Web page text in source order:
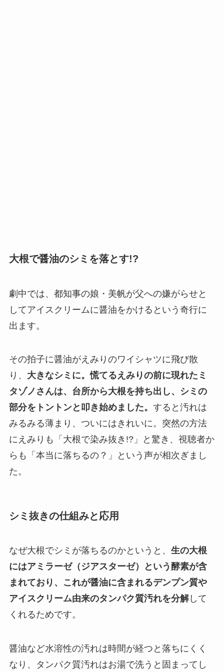
大根で醤油のシミを落とす!?
劇中では、都知事の娘・美帆が父への嫌がらせと
してアイスクリームに醤油をかけるという奇行に
出ます。
その拍子に醤油がえみりのワイシャツに飛び散
り、 大きなシミに。慌てるえみりの前に現れたミ
タゾノさんは、台所から大根を持ち出し、シミの
部分をトントンと叩き始めました。 すると汚れは
みるみる薄まり、ついにはきれいに。突然の方法
にえみりも「大根で染み抜き!?」と驚き、視聴者か
らも「本当に落ちるの？」という声が相次ぎまし
た。
シミ抜きの仕組みと応用
なぜ大根でシミが落ちるのかというと、 生の大根
にはアミラーゼ（ジアスターゼ）という酵素が含
まれており、これが醤油に含まれるデンプン質や
アイスクリーム由来のタンパク質汚れを分解して
くれるためです。
醤油など水溶性の汚れは時間が経つと落ちにくく
なり、タンパク質汚れはお湯で洗うと固まってし